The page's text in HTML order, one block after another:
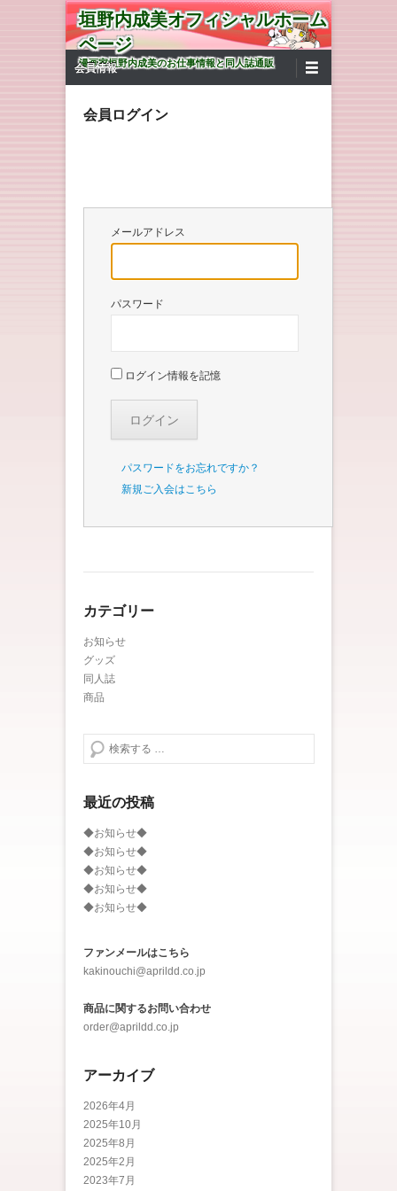
垣野内成美オフィシャルホーム
ページ
漫画家垣野内成美のお仕事情報と同人誌通販
第1メニュー
コンテンツへ移動
会員情報
会員ログイン
メールアドレス
パスワード
ログイン情報を記憶
パスワードをお忘れですか？
新規ご入会はこちら
カテゴリー
お知らせ
グッズ
同人誌
商品
検索する
最近の投稿
◆お知らせ◆
◆お知らせ◆
◆お知らせ◆
◆お知らせ◆
◆お知らせ◆
ファンメールはこちら
kakinouchi@aprildd.co.jp
商品に関するお問い合わせ
order@aprildd.co.jp
アーカイブ
2026年4月
2025年10月
2025年8月
2025年2月
2023年7月